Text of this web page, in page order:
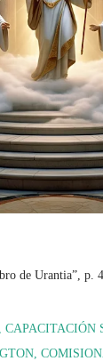
de Urantia”, p.
CAPACITACIÓN